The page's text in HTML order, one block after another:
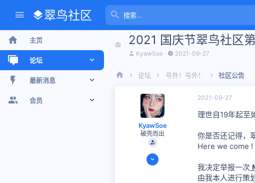
翠鸟社区
主页
论坛
新帖
最近话题
最新消息
新帖 会员
2021 国庆节翠鸟社区
主
起
KyawSoe
开
间
2021-09-27
论坛 号外！号外！ 社区公告
KyawSoe
破壳而出
2020-08-11
2021-09-27
理世自19年起至
你是否还记得，
Here we come !
我决定举报一次
由我本人进行策